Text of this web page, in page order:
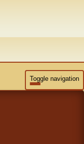
Toggle navigation